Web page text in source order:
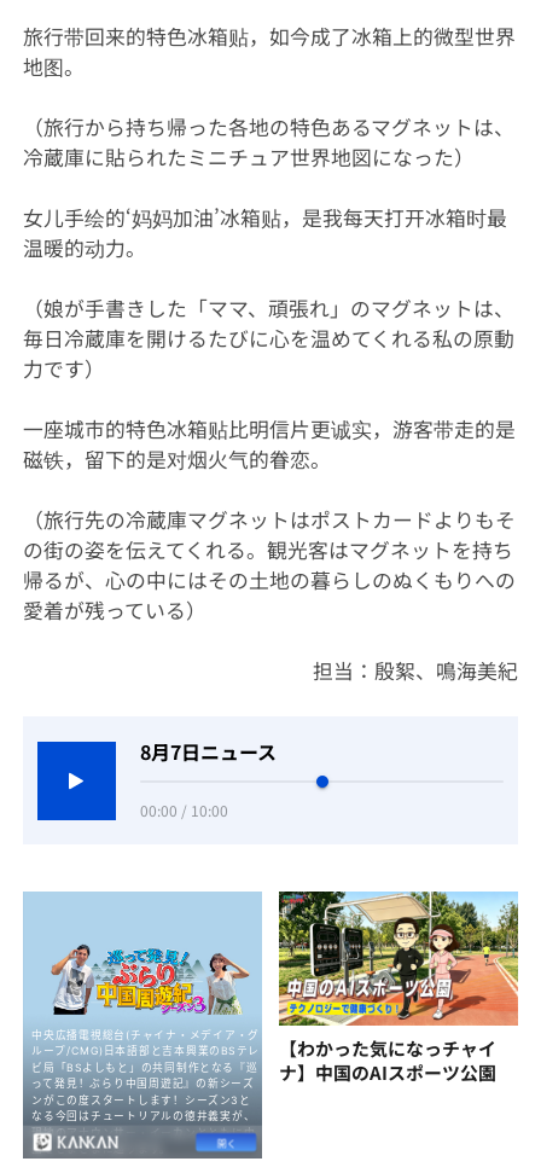
旅行带回来的特色冰箱贴，如今成了冰箱上的微型世界
地图。
（旅行から持ち帰った各地の特色あるマグネットは、
冷蔵庫に貼られたミニチュア世界地図になった）
女儿手绘的‘妈妈加油’冰箱贴，是我每天打开冰箱时最
温暖的动力。
（娘が手書きした「ママ、頑張れ」のマグネットは、
毎日冷蔵庫を開けるたびに心を温めてくれる私の原動
力です）
一座城市的特色冰箱贴比明信片更诚实，游客带走的是
磁铁，留下的是对烟火气的眷恋。
（旅行先の冷蔵庫マグネットはポストカードよりもそ
の街の姿を伝えてくれる。観光客はマグネットを持ち
帰るが、心の中にはその土地の暮らしのぬくもりへの
愛着が残っている）
担当：殷絮、鳴海美紀
8月7日ニュース
00:00 / 10:00
【わかった気になっチャイ
ナ】中国のAIスポーツ公園